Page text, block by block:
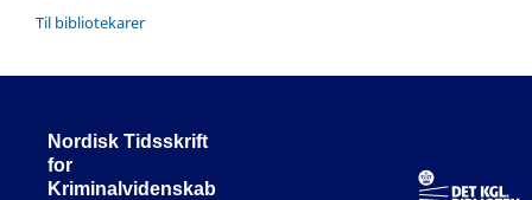
Til bibliotekarer
Nordisk Tidsskrift
for
Kriminalvidenskab